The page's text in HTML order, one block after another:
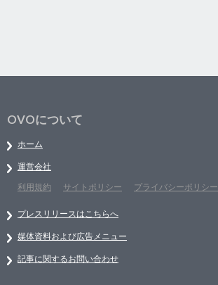
OVOについて
ホーム
運営会社
利用規約
サイトポリシー プライバシーポリシー
プレスリリースはこちらへ
媒体資料および広告メニュー
記事に関するお問い合わせ